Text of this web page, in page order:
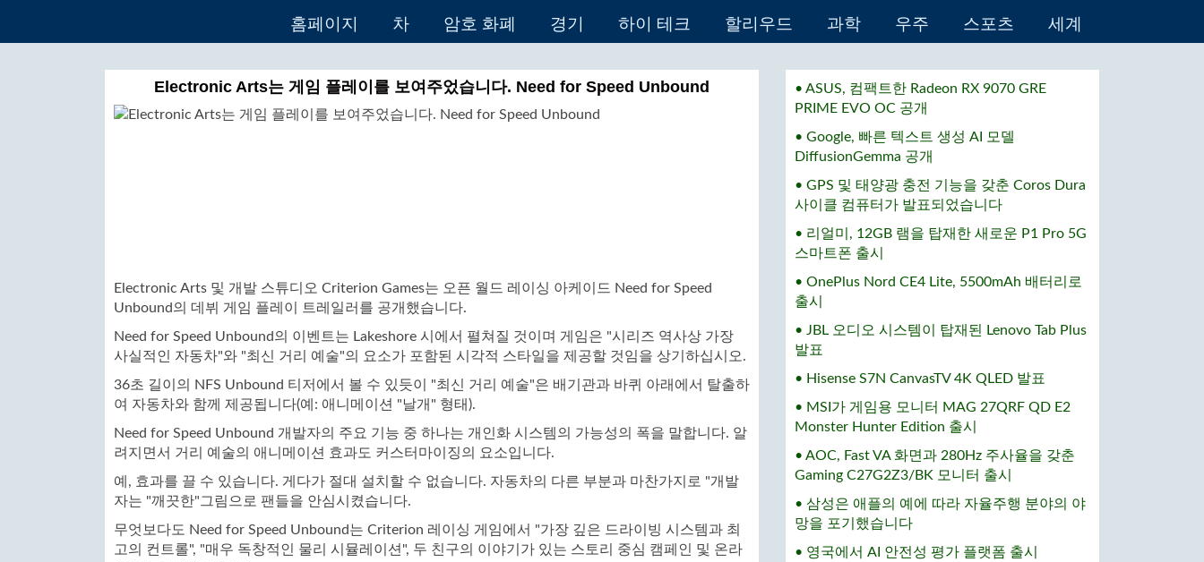
홈페이지 차 암호 화폐 경기 하이 테크 할리우드 과학 우주 스포츠 세계
Electronic Arts는 게임 플레이를 보여주었습니다. Need for Speed ​​​​Unbound
Electronic Arts 및 개발 스튜디오 Criterion Games는 오픈 월드 레이싱 아케이드 Need for Speed ​​​​
Unbound의 데뷔 게임 플레이 트레일러를 공개했습니다.
Need for Speed ​​​​Unbound의 이벤트는 Lakeshore 시에서 펼쳐질 것이며 게임은 "시리즈 역사상 가장
사실적인 자동차"와 "최신 거리 예술"의 요소가 포함된 시각적 스타일을 제공할 것임을 상기하십시오.
36초 길이의 NFS Unbound 티저에서 볼 수 있듯이 "최신 거리 예술"은 배기관과 바퀴 아래에서 탈출하
여 자동차와 함께 제공됩니다(예: 애니메이션 "날개" 형태).
Need for Speed ​​​​Unbound 개발자의 주요 기능 중 하나는 개인화 시스템의 가능성의 폭을 말합니다. 알
려지면서 거리 예술의 애니메이션 효과도 커스터마이징의 요소입니다.
예, 효과를 끌 수 있습니다. 게다가 절대 설치할 수 없습니다. 자동차의 다른 부분과 마찬가지로 "개발
자는 "깨끗한"그림으로 팬들을 안심시켰습니다.
무엇보다도 Need for Speed ​​​​Unbound는 Criterion 레이싱 게임에서 "가장 깊은 드라이빙 시스템과 최
고의 컨트롤", "매우 독창적인 물리 시뮬레이션", 두 친구의 이야기가 있는 스토리 중심 캠페인 및 온라
• ASUS, 컴팩트한 Radeon RX 9070 GRE
PRIME EVO OC 공개
• Google, 빠른 텍스트 생성 AI 모델
DiffusionGemma 공개
• GPS 및 태양광 충전 기능을 갖춘 Coros Dura
사이클 컴퓨터가 발표되었습니다
• 리얼미, 12GB 램을 탑재한 새로운 P1 Pro 5G
스마트폰 출시
• OnePlus Nord CE4 Lite, 5500mAh 배터리로
출시
• JBL 오디오 시스템이 탑재된 Lenovo Tab Plus
발표
• Hisense S7N CanvasTV 4K QLED 발표
• MSI가 게임용 모니터 MAG 27QRF QD E2
Monster Hunter Edition 출시
• AOC, Fast VA 화면과 280Hz 주사율을 갖춘
Gaming C27G2Z3/BK 모니터 출시
• 삼성은 애플의 예에 따라 자율주행 분야의 야
망을 포기했습니다
• 영국에서 AI 안전성 평가 플랫폼 출시